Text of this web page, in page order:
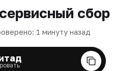
сбор
1 минуту назад